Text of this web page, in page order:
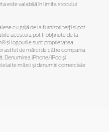
este valabilă în limita stocului
cu grijă de la furnizori terți și pot
acestora pot fi obținute de la
și logourile sunt proprietatea
astfel de mărci de către compania
Denumirea iPhone/iPod și
mărci și denumiri comerciale